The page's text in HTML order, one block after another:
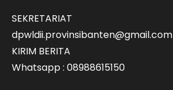
SEKRETARIAT
dpwldii.provinsibanten@gmail.com
KIRIM BERITA
Whatsapp : 08988615150